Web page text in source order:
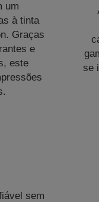
um
à tinta
Graças
e
este
se
sem